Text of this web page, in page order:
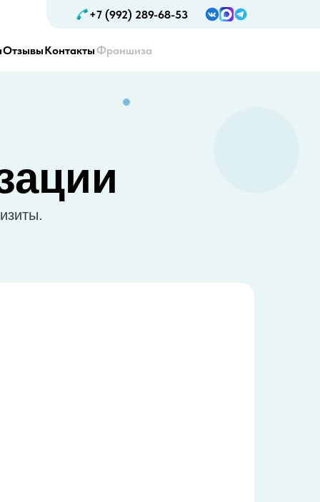
ОтзывыКонтактыФраншиза
+7 (992) 289-68-53